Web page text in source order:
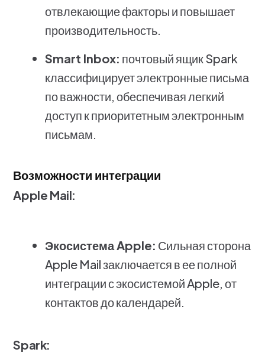
отвлекающие факторы и повышает
производительность.
Smart Inbox: почтовый ящик Spark
классифицирует электронные письма
по важности, обеспечивая легкий
доступ к приоритетным электронным
письмам.
Возможности интеграции
Apple Mail:
Экосистема Apple: Сильная сторона
Apple Mail заключается в ее полной
интеграции с экосистемой Apple, от
контактов до календарей.
Spark: